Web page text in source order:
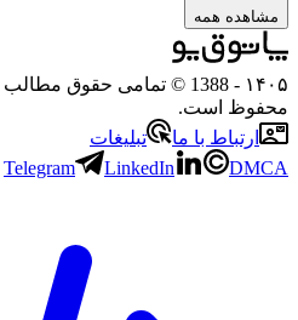
همه
- 1388 © تمامی حقوق مطالب و
است.
با ما
تبلیغات
Telegram
LinkedIn